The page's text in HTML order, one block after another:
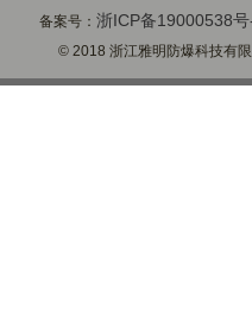
备案号：浙ICP备19000538
© 2018 浙江雅明防爆科技有